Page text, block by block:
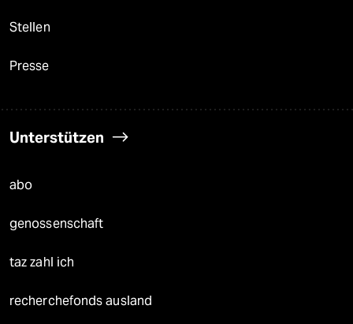
Stellen
Presse
Unterstützen
abo
genossenschaft
taz zahl ich
recherchefonds ausland